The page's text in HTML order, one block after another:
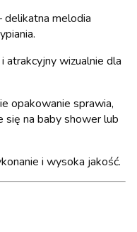
delikatna melodia
atrakcyjny wizualnie dla
opakowanie sprawia,
się na baby shower lub
i wysoka jakość.